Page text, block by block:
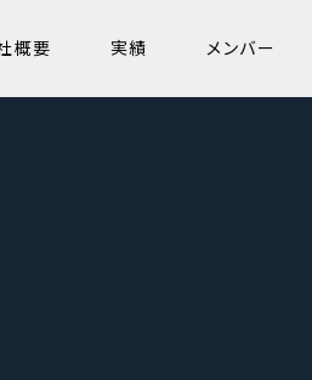
概要 実績 メンバー